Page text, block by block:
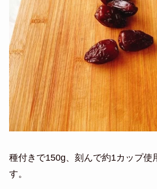
種付きで150g、刻んで約1カップ使
す。